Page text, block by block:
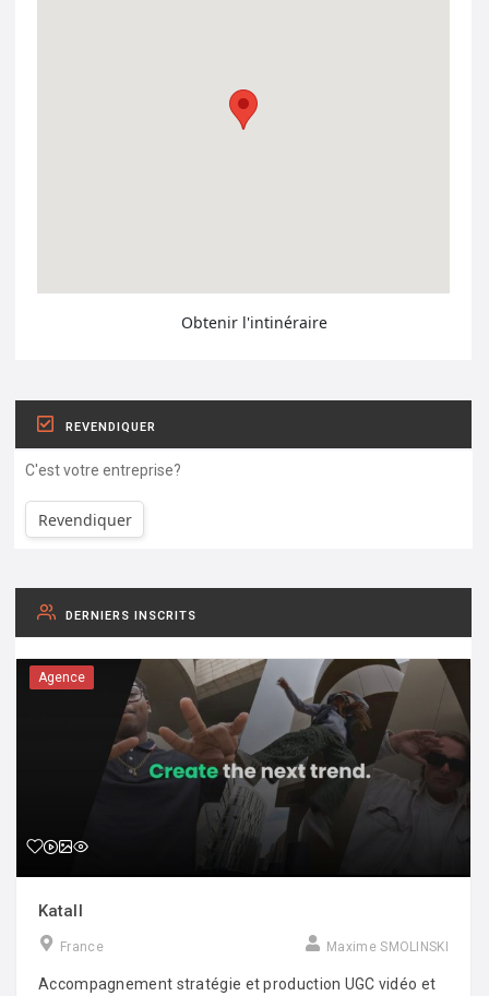
Obtenir l'intinéraire
REVENDIQUER
C'est votre entreprise?
Revendiquer
DERNIERS INSCRITS
Agence
Katall
France Maxime SMOLINSKI
Accompagnement stratégie et production UGC vidéo et